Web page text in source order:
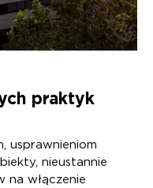
praktyk
usprawnieniom
nieustannie
na włączenie